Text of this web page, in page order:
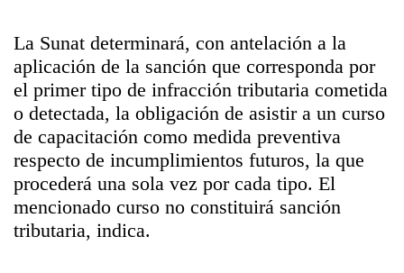
La Sunat determinará, con antelación a la
aplicación de la sanción que corresponda por
el primer tipo de infracción tributaria cometida
o detectada, la obligación de asistir a un curso
de capacitación como medida preventiva
respecto de incumplimientos futuros, la que
procederá una sola vez por cada tipo. El
mencionado curso no constituirá sanción
tributaria, indica.